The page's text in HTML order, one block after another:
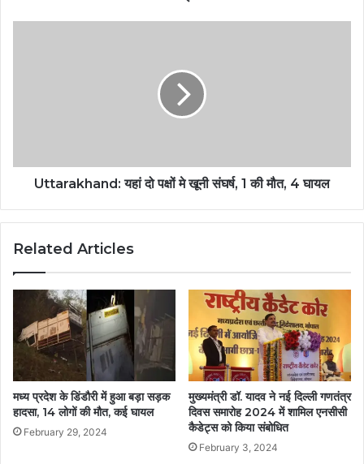
Uttarakhand: यहां दो पक्षों मे खूनी संघर्ष, 1 की मौत, 4 घायल
Related Articles
मध्य प्रदेश के डिंडौरी में हुआ बड़ा सड़क
हादसा, 14 लोगों की मौत, कई घायल
February 29, 2024
मुख्यमंत्री डॉ. यादव ने नई दिल्ली गणतंत्र
दिवस समारोह 2024 में शामिल एनसीसी
कैडेट्स को किया संबोधित
February 3, 2024